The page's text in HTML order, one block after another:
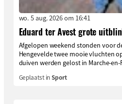
wo. 5 aug. 2026 om 16:41
Eduard ter Avest grote
Afgelopen weekend stonden voor
Hengevelde twee mooie vluchten
duiven werden gelost in Marche-
Geplaatst inSport